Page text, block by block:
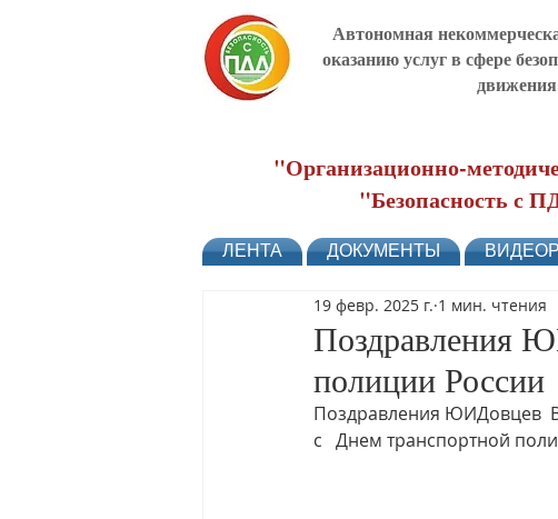
Автономная
оказанию услуг в сфере
движения
"Организационно-
"Безопасность с
ЛЕНТА ДОКУМЕНТЫ
Поздравления
полиции России
19 февр. 2025 г. 1 мин. чтения
Поздравления ЮИДовцев
с   Днем транспортной